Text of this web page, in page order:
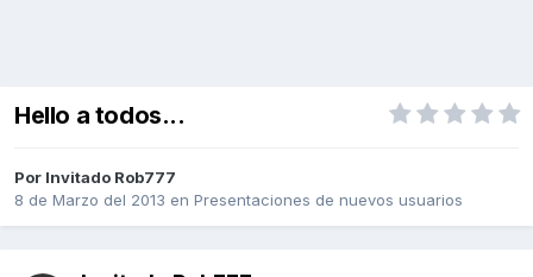
Hello a todos...
Por Invitado Rob777
8 de Marzo del 2013 en Presentaciones de nuevos usuarios